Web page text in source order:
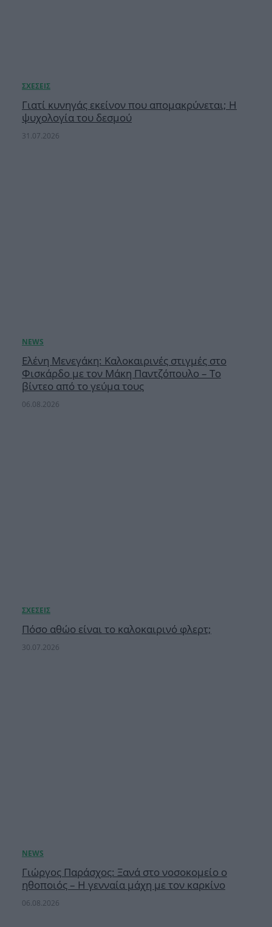
Γιατί κυνηγάς εκείνον που απομακρύνεται; Η
ψυχολογία του δεσμού
31.07.2026
Ελένη Μενεγάκη: Καλοκαιρινές στιγμές στο
Φισκάρδο με τον Μάκη Παντζόπουλο – Το
βίντεο από το γεύμα τους
06.08.2026
Πόσο αθώο είναι το καλοκαιρινό φλερτ;
30.07.2026
Γιώργος Παράσχος: Ξανά στο νοσοκομείο ο
ηθοποιός – Η γενναία μάχη με τον καρκίνο
06.08.2026